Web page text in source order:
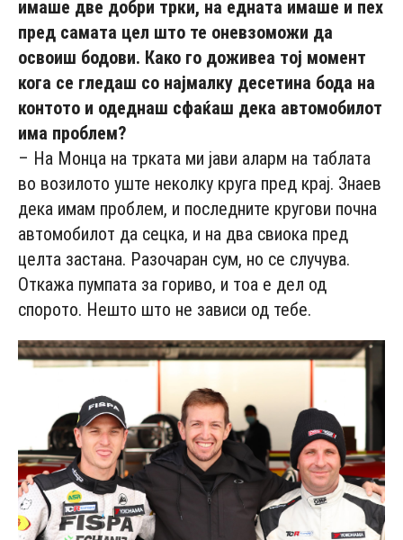
имаше две добри трки, на едната имаше и пех
пред самата цел што те оневзоможи да
освоиш бодови. Како го доживеа тој момент
кога се гледаш со најмалку десетина бода на
контото и одеднаш сфаќаш дека автомобилот
има проблем?
– На Монца на трката ми јави аларм на таблата
во возилото уште неколку круга пред крај. Знаев
дека имам проблем, и последните кругови почна
автомобилот да сецка, и на два свиока пред
целта застана. Разочаран сум, но се случува.
Откажа пумпата за гориво, и тоа е дел од
спорото. Нешто што не зависи од тебе.